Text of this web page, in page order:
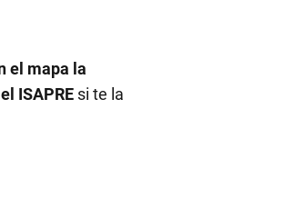
el mapa la
ISAPRE si te la